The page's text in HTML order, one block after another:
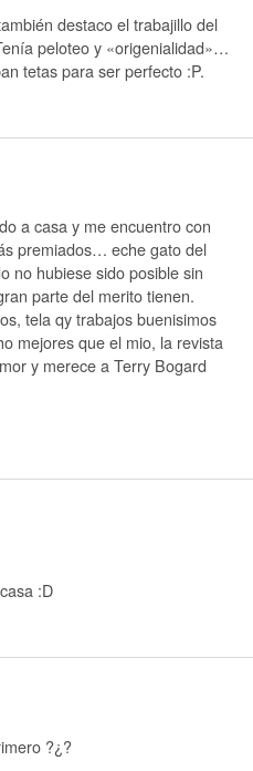
destaco el trabajillo del
peloteo y «origenialidad»…
tetas para ser perfecto :P.
a casa y me encuentro con
premiados… eche gato del
no hubiese sido posible sin
parte del merito tienen.
tela qy trabajos buenisimos
mejores que el mio, la revista
y merece a Terry Bogard
:D
?¿?